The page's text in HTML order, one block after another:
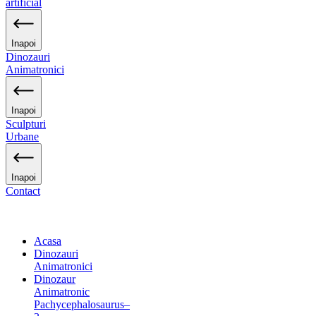
artificial
Inapoi
Dinozauri
Animatronici
Inapoi
Sculpturi
Urbane
Inapoi
Contact
Acasa
Dinozauri
Animatronici
Dinozaur
Animatronic
Pachycephalosaurus–